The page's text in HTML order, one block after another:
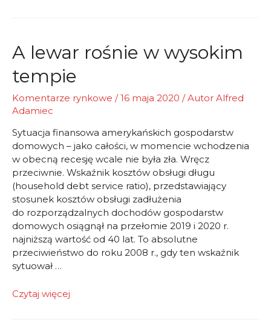
A lewar rośnie w wysokim
tempie
Komentarze rynkowe /16 maja 2020 / Autor Alfred
Adamiec
Sytuacja finansowa amerykańskich gospodarstw
domowych – jako całości, w momencie wchodzenia
w obecną recesję wcale nie była zła. Wręcz
przeciwnie. Wskaźnik kosztów obsługi długu
(household debt service ratio), przedstawiający
stosunek kosztów obsługi zadłużenia
do rozporządzalnych dochodów gospodarstw
domowych osiągnął na przełomie 2019 i 2020 r.
najniższą wartość od 40 lat. To absolutne
przeciwieństwo do roku 2008 r., gdy ten wskaźnik
sytuował …
A
Czytaj więcej